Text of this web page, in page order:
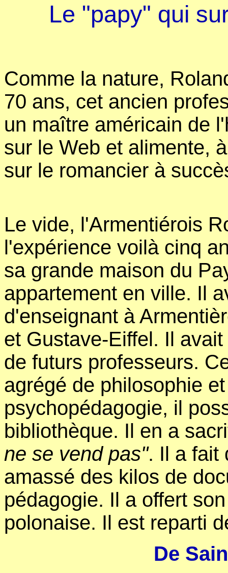
Le "papy" qui
Comme la nature,
70 ans, cet ancien
un maître américain de
sur le Web et alimente,
sur le romancier à
Le vide, l'Armentiérois
l'expérience voilà cinq
sa grande maison du
appartement en ville. Il
d'enseignant à
et Gustave-Eiffel. Il
de futurs professeurs.
agrégé de philosophie
psychopédagogie, il
bibliothèque. Il en a
ne se vend pas". Il a fait
amassé des kilos de
pédagogie. Il a offert
polonaise. Il est reparti
De